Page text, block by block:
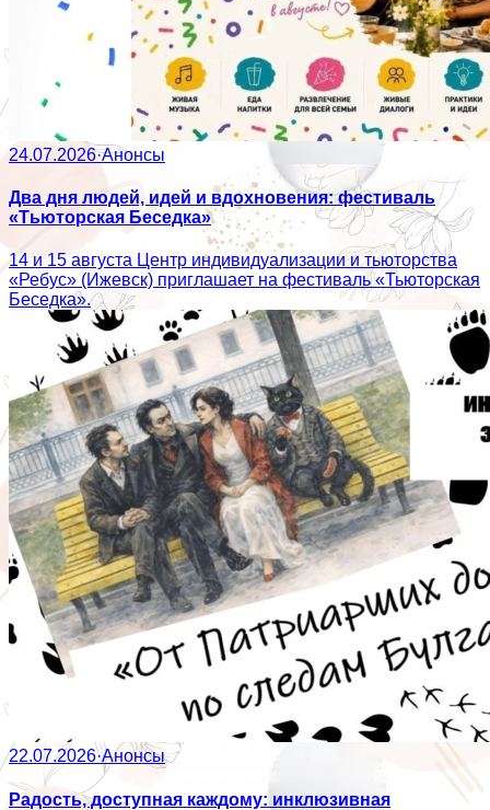
24.07.2026·Анонсы
Два дня людей, идей и вдохновения: фестиваль
«Тьюторская Беседка»
14 и 15 августа Центр индивидуализации и тьюторства
«Ребус» (Ижевск) приглашает на фестиваль «Тьюторская
Беседка».
22.07.2026·Анонсы
Радость, доступная каждому: инклюзивная